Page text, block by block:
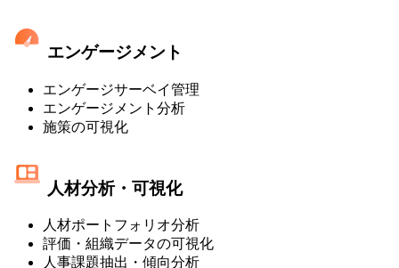
エンゲージメント
エンゲージサーベイ管理
エンゲージメント分析
施策の可視化
人材分析・可視化
人材ポートフォリオ分析
評価・組織データの可視化
人事課題抽出・傾向分析